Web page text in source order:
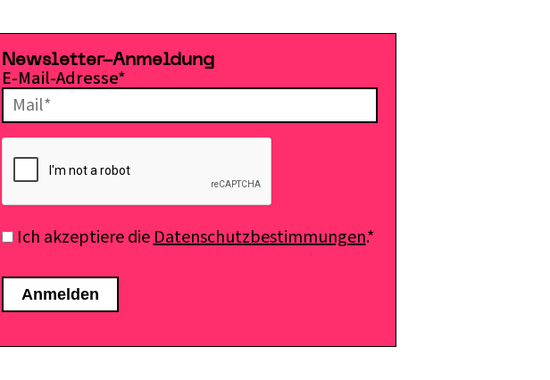
Newsletter-Anmeldung
E-Mail-Adresse*
Ich akzeptiere dieDatenschutzbestimmungen.*